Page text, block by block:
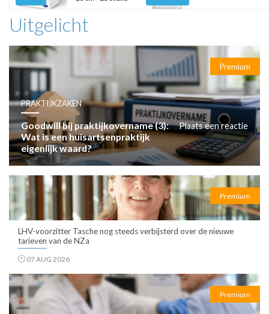
Uitgelicht
Premium
PRAKTIJKZAKEN
Goodwill bij praktijkovername (3):
Wat is een huisartsenpraktijk
eigenlijk waard?
Plaats een reactie
Premium
LHV-voorzitter Tasche nog steeds verbijsterd over de nieuwe
tarieven van de NZa
07 AUG 2026
Premium